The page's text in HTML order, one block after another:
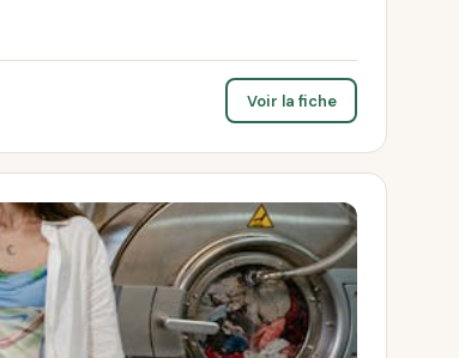
Voir la fiche